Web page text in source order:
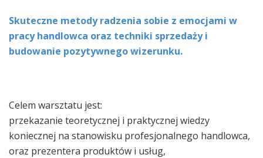
Skuteczne metody radzenia sobie z emocjami w
pracy handlowca oraz techniki sprzedaży i
budowanie pozytywnego wizerunku.
Celem warsztatu jest:
przekazanie teoretycznej i praktycznej wiedzy
koniecznej na stanowisku profesjonalnego handlowca,
oraz prezentera produktów i usług,